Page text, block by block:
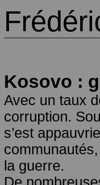
Kosovo :
Avec un taux
corruption.
s’est
la guerre.